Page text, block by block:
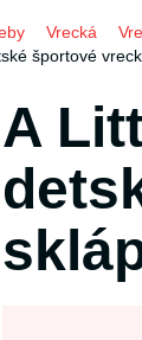
Vrecká
športové
A